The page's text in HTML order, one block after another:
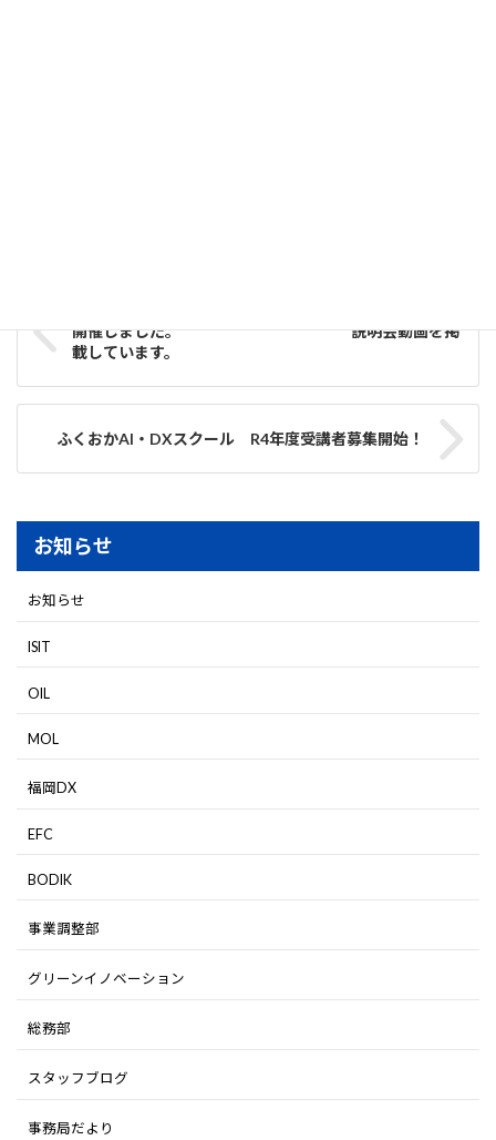
開催しました。 説明会動画を掲
載しています。
ふくおかAI・DXスクール R4年度受講者募集開始！
お知らせ
お知らせ
ISIT
OIL
MOL
福岡DX
EFC
BODIK
事業調整部
グリーンイノベーション
総務部
スタッフブログ
事務局だより